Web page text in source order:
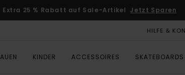
Extra 25 % Rabatt auf Sale-Artikel Jetzt Sparen
HILFE &
KINDER ACCESSOIRES SKATEBOARDS